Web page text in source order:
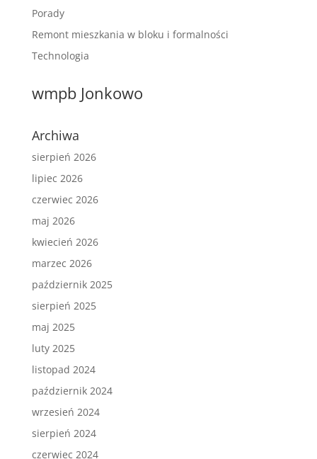
Porady
Remont mieszkania w bloku i formalności
Technologia
wmpb Jonkowo
Archiwa
sierpień 2026
lipiec 2026
czerwiec 2026
maj 2026
kwiecień 2026
marzec 2026
październik 2025
sierpień 2025
maj 2025
luty 2025
listopad 2024
październik 2024
wrzesień 2024
sierpień 2024
czerwiec 2024